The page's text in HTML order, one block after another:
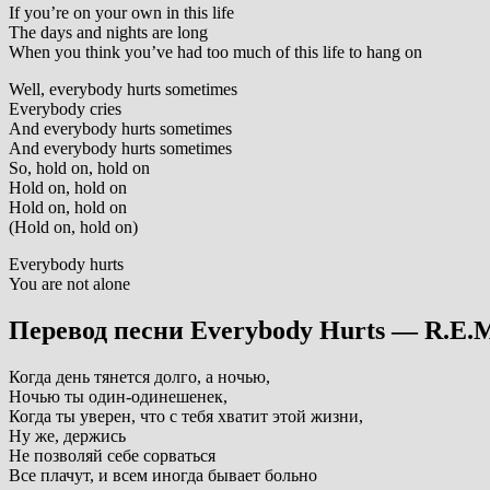
If you’re on your own in this life
The days and nights are long
When you think you’ve had too much of this life to hang on
Well, everybody hurts sometimes
Everybody cries
And everybody hurts sometimes
And everybody hurts sometimes
So, hold on, hold on
Hold on, hold on
Hold on, hold on
(Hold on, hold on)
Everybody hurts
You are not alone
Перевод песни Everybody Hurts —
Когда день тянется долго, а ночью,
Ночью ты один-одинешенек,
Когда ты уверен, что с тебя хватит этой жизни,
Ну же, держись
Не позволяй себе сорваться
Все плачут, и всем иногда бывает больно